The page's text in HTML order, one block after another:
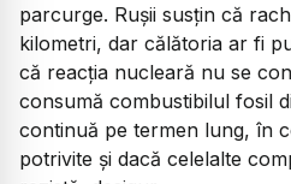
parcurge. Rușii susțin că
kilometri, dar călătoria ar fi
că reacția nucleară nu se
consumă combustibilul fosil
continuă pe termen lung, în
potrivite și dacă celelalte